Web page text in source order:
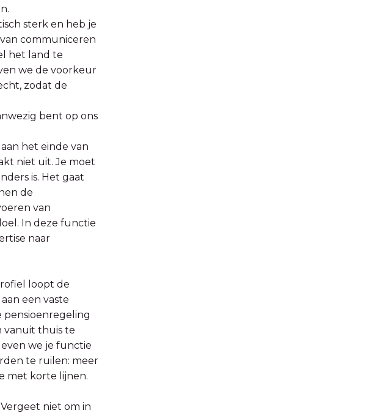
sterk en heb je
communiceren
het land te
we de voorkeur
zodat de
bent op ons
het einde van
niet uit. Je moet
is. Het gaat
de
van
In deze functie
naar
loopt de
een vaste
pensioenregeling
vanuit thuis te
we je functie
te ruilen: meer
met korte lijnen.
niet om in